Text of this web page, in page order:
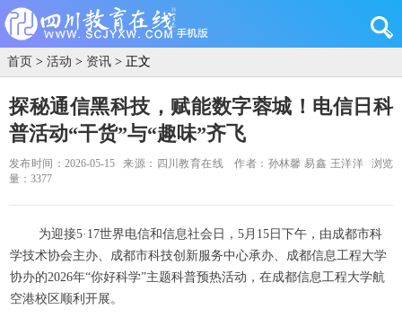
首页 > 活动 > 资讯 > 正文
探秘通信黑科技，赋能数字蓉城！电信日科
普活动“干货”与“趣味”齐飞
发布时间：2026-05-15 来源：四川教育在线 作者：孙林馨 易鑫 王洋洋
浏览
量：3377
为迎接5·17世界电信和信息社会日，5月15日下午，由成都市科
学技术协会主办、成都市科技创新服务中心承办、成都信息工程大学
协办的2026年“你好科学”主题科普预热活动，在成都信息工程大学航
空港校区顺利开展。